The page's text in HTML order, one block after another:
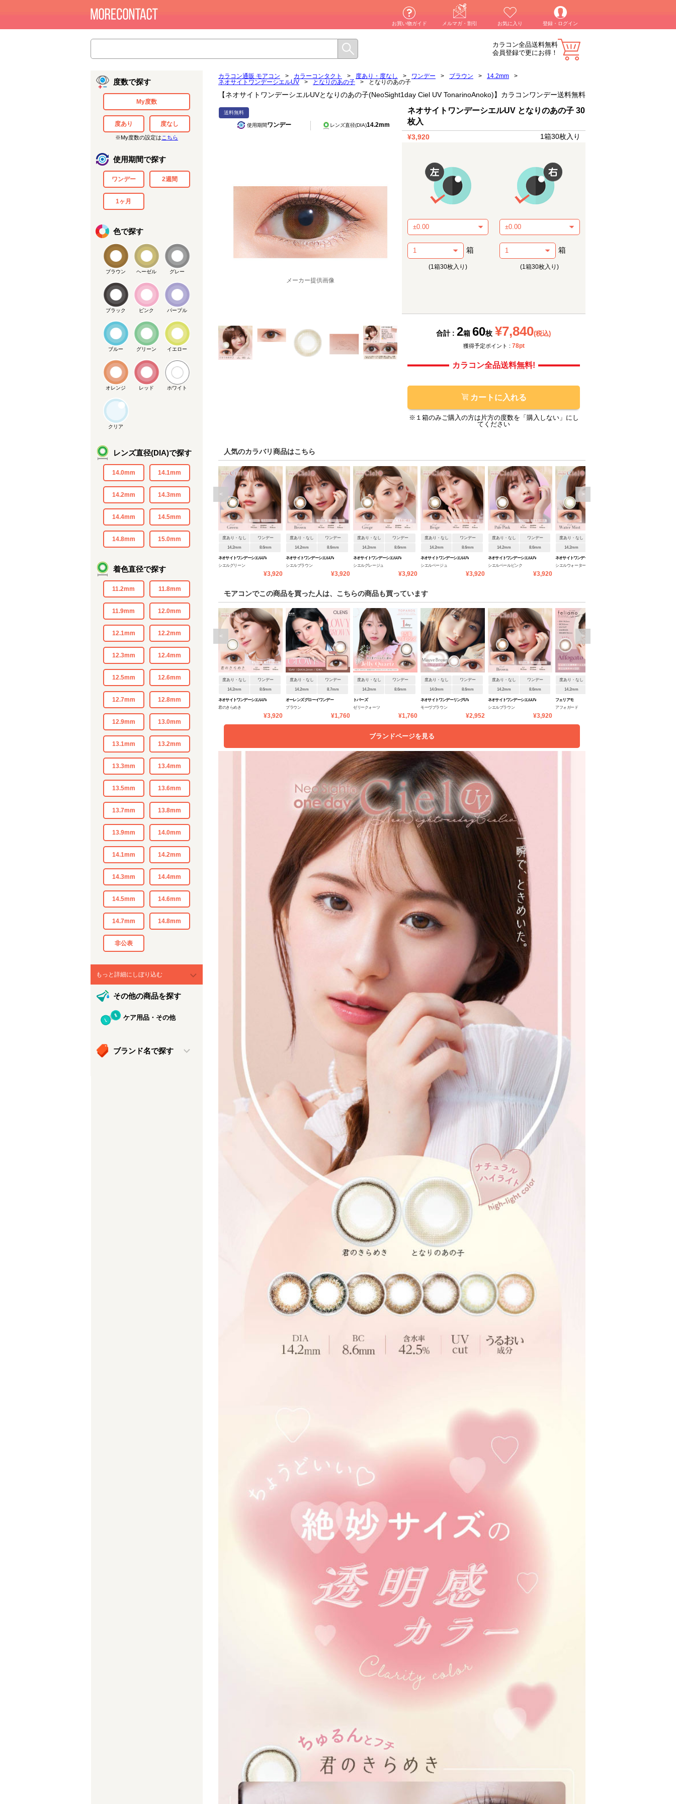
お買い物ガイド メルマガ・割引 お気に入り 登録・ログイン
カラコン全品送料無料
会員登録で更にお得！
度数で探す
My度数
度あり 度なし
※My度数の設定は こちら
使用期間で探す
ワンデー 2週間
1ヶ月
色で探す
ブラウン ヘーゼル グレー
ブラック ピンク パープル
ブルー グリーン イエロー
オレンジ レッド ホワイト
クリア
レンズ直径(DIA)で探す
14.0mm 14.1mm
14.2mm 14.3mm
14.4mm 14.5mm
14.8mm 15.0mm
着色直径で探す
11.2mm 11.8mm
11.9mm 12.0mm
12.1mm 12.2mm
12.3mm 12.4mm
12.5mm 12.6mm
12.7mm 12.8mm
12.9mm 13.0mm
13.1mm 13.2mm
13.3mm 13.4mm
13.5mm 13.6mm
13.7mm 13.8mm
13.9mm 14.0mm
14.1mm 14.2mm
14.3mm 14.4mm
14.5mm 14.6mm
14.7mm 14.8mm
非公表
もっと詳細にしぼり込む
その他の商品を探す
ケア用品・その他
ブランド名で探す
カラコン通販 モアコン > カラーコンタクト > 度あり・度なし > ワンデー > ブラウン > 14.2mm
>
ネオサイトワンデーシエルUV
> となりのあの子 > となりのあの子
【ネオサイトワンデーシエルUVとなりのあの子(NeoSight1day Ciel UV TonarinoAnoko)】カラコンワンデー送料無料
送料無料
使用期間ワンデー レンズ直径(DIA)14.2mm
メーカー提供画像
メーカー提供画像
ネオサイトワンデーシエルUV となりのあの子 30
枚入
¥3,920 1箱30枚入り
箱
(1箱30枚入り)
箱
(1箱30枚入り)
合計 : 2箱 60枚 ¥7,840(税込)
獲得予定ポイント : 78pt
カラコン全品送料無料!
カートに入れる
※１箱のみご購入の方は片方の度数を「購入しない」にし
てください
人気のカラバリ商品はこちら
度あり・なし ワンデー
14.2mm 8.6mm
ネオサイトワンデーシエルUV
シエルグリーン
¥3,920
度あり・なし ワンデー
14.2mm 8.6mm
ネオサイトワンデーシエルUV
シエルブラウン
¥3,920
度あり・なし ワンデー
14.2mm 8.6mm
ネオサイトワンデーシエルUV
シエルグレージュ
¥3,920
度あり・なし ワンデー
14.2mm 8.6mm
ネオサイトワンデーシエルUV
シエルベージュ
¥3,920
度あり・なし ワンデー
14.2mm 8.6mm
ネオサイトワンデーシエルUV
シエルペールピンク
¥3,920
度あり・なし
14.2mm
ネオサイトワンデーシエルUV
シエルウォーターミント
< >
モアコンでこの商品を買った人は、こちらの商品も買っています
度あり・なし ワンデー
14.2mm 8.6mm
ネオサイトワンデーシエルUV
君のきらめき
¥3,920
度あり・なし ワンデー
14.2mm 8.7mm
オーレンズ グローイワンデー
ブラウン
¥1,760
度あり・なし ワンデー
14.2mm 8.6mm
トパーズ
ゼリークォーツ
¥1,760
度あり・なし ワンデー
14.0mm 8.6mm
ネオサイトワンデーリングUV
モーヴブラウン
¥2,952
度あり・なし ワンデー
14.2mm 8.6mm
ネオサイトワンデーシエルUV
シエルブラウン
¥3,920
度あり・なし
14.2mm
フェリアモ
アフォガード
< >
ブランドページを見る